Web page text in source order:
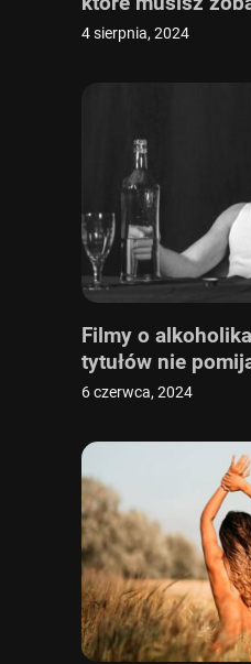
4 sierpnia, 2024
Filmy o
tytułów nie
6 czerwca, 2024